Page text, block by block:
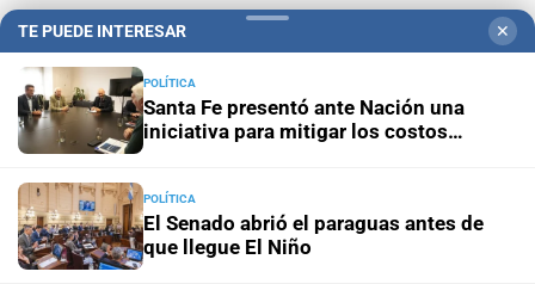
+Sucesos
TE PUEDE INTERESAR ✕
POLÍTICA
Santa Fe presentó ante Nación una
iniciativa para mitigar los costos
POLÍTICA
El Senado abrió el paraguas antes de
que llegue El Niño